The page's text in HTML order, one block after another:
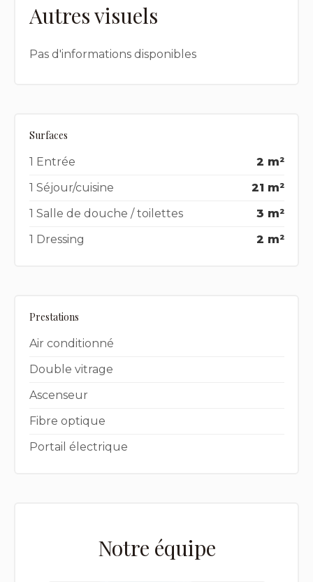
Autres visuels
Pas d'informations disponibles
Surfaces
1 Entrée
2 m²
1 Séjour/cuisine
21 m²
1 Salle de douche / toilettes
3 m²
1 Dressing
2 m²
Prestations
Air conditionné
Double vitrage
Ascenseur
Fibre optique
Portail électrique
Notre équipe